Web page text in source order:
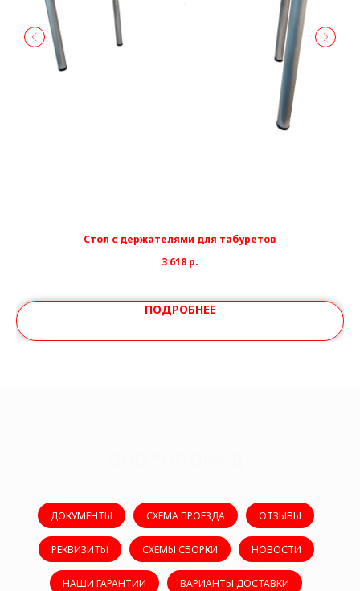
Стол с держателями для табуретов
3 618 р.
ПОДРОБНЕЕ
ДОКУМЕНТЫ СХЕМА ПРОЕЗДА ОТЗЫВЫ
РЕКВИЗИТЫ СХЕМЫ СБОРКИ НОВОСТИ
НАШИ ГАРАНТИИ ВАРИАНТЫ ДОСТАВКИ